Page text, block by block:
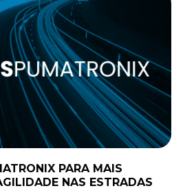
PARA MAIS
NAS ESTRADAS